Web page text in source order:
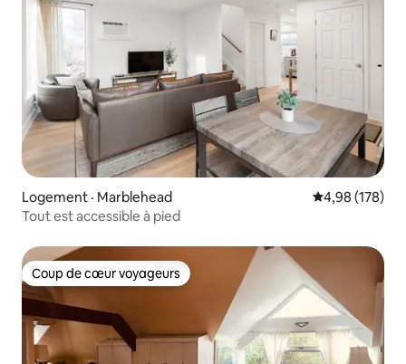
Logement · Marblehead Note
4,98 (178)
Tout est accessible à pied
Coup de cœur voyageurs
Coup de cœur voyageurs